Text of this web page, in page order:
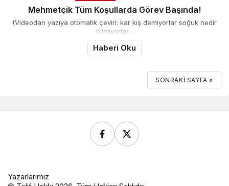
Mehmetçik Tüm Koşullarda Görev Başında!
(Videodan yazıya otomatik çeviri: kar kış demiyorlar soğuk nedir
bilmiyorlar...
Haberi Oku
SONRAKI SAYFA »
Yazarlarımız